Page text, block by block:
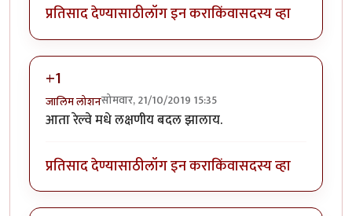
प्रतिसाद देण्यासाठीलॉग इन कराकिंवासदस्य व्हा
+1
जालिम लोशनसोमवार, 21/10/2019 15:35
आता रेल्वे मधे लक्षणीय बदल झालाय.
प्रतिसाद देण्यासाठीलॉग इन कराकिंवासदस्य व्हा